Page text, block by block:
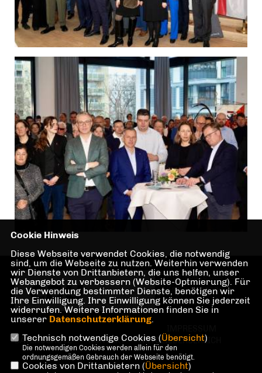
Homepage des CDU
Kreisverbandes
Berlin Mitte
DATENSCHUTZ
KONTAKT MITGLIEDERBEREICH
Cookie Hinweis
Diese Webseite verwendet Cookies, die notwendig
sind, um die Webseite zu nutzen. Weiterhin verwenden
wir Dienste von Drittanbietern, die uns helfen, unser
Webangebot zu verbessern (Website-Optmierung). Für
die Verwendung bestimmter Dienste, benötigen wir
Ihre Einwilligung. Ihre Einwilligung können Sie jederzeit
widerrufen. Weitere Informationen finden Sie in
unserer Datenschutzerklärung.
Technisch notwendige Cookies (Übersicht)
Die notwendigen Cookies werden allein für den
ordnungsgemäßen Gebrauch der Webseite benötigt.
Cookies von Drittanbietern (Übersicht)